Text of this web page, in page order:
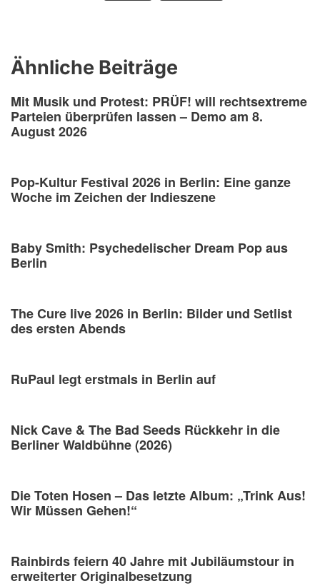
Ähnliche Beiträge
Mit Musik und Protest: PRÜF! will rechtsextreme
Parteien überprüfen lassen – Demo am 8.
August 2026
Pop-Kultur Festival 2026 in Berlin: Eine ganze
Woche im Zeichen der Indieszene
Baby Smith: Psychedelischer Dream Pop aus
Berlin
The Cure live 2026 in Berlin: Bilder und Setlist
des ersten Abends
RuPaul legt erstmals in Berlin auf
Nick Cave & The Bad Seeds Rückkehr in die
Berliner Waldbühne (2026)
Die Toten Hosen – Das letzte Album: „Trink Aus!
Wir Müssen Gehen!“
Rainbirds feiern 40 Jahre mit Jubiläumstour in
erweiterter Originalbesetzung